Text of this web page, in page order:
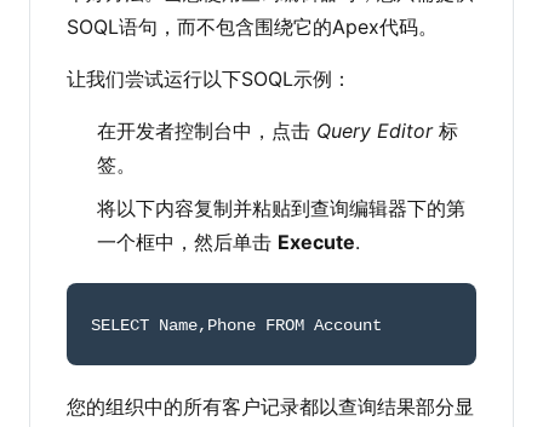
SOQL语句，而不包含围绕它的Apex代码。
让我们尝试运行以下SOQL示例：
在开发者控制台中，点击 Query Editor 标
签。
将以下内容复制并粘贴到查询编辑器下的第
一个框中，然后单击 Execute.
SELECT Name, Phone FROM Account
您的组织中的所有客户记录都以查询结果部分显